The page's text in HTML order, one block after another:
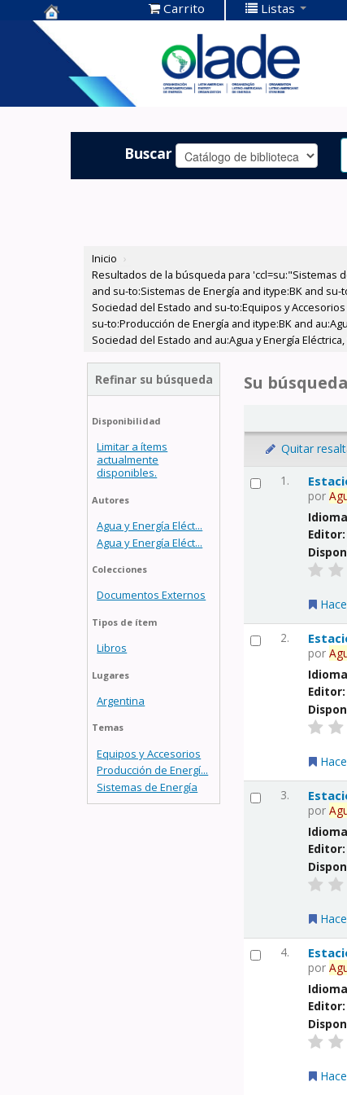
Centro de
Documentación
OLADE -
Carrito Listas
Buscar
Inicio ›
Resultados de la búsqueda para 'ccl=su:"Sistemas
and su-to:Sistemas de Energía and itype:BK and
Sociedad del Estado and su-to:Equipos y
su-to:Producción de Energía and itype:BK and
Sociedad del Estado and au:Agua y Energía
Refinar su búsqueda
Disponibilidad
Limitar a ítems
actualmente
disponibles.
Autores
Agua y Energía Eléct...
Agua y Energía Eléct...
Colecciones
Documentos Externos
Tipos de ítem
Libros
Lugares
Argentina
Temas
Equipos y Accesorios
Producción de Energí...
Sistemas de Energía
Su
Quitar
1.
por
2.
por
3.
por
4.
por